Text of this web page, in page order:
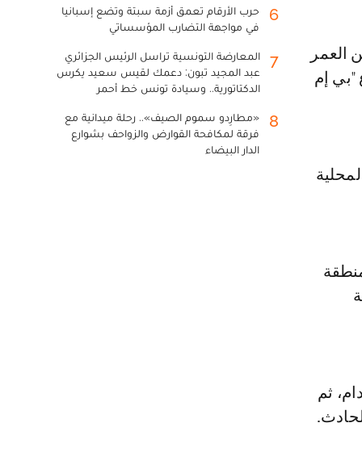
"بي إم
ثم
6
حرب الأرقام تعمق أزمة سبتة وتضع إسبانيا
في مواجهة التضارب المؤسساتي
7
المعارضة التونسية تراسل الرئيس الجزائري
عبد المجيد تبون: دعمك لقيس سعيد يكرس
الدكتاتورية.. وسيادة تونس خط أحمر
8
«مطارِدو سموم الصيف».. رحلة ميدانية مع
فرقة لمكافحة القوارض والزواحف بشوارع
الدار البيضاء